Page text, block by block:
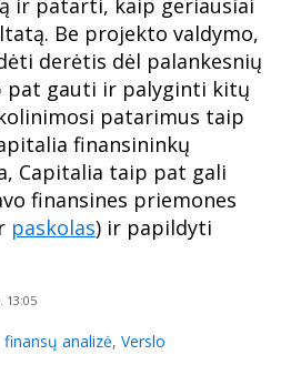
Be projekto valdymo,
derėtis dėl palankesnių
pat gauti ir palyginti kitų
patarimus taip
finansininkų
Capitalia taip pat gali
finansines priemones
paskolas) ir papildyti
13:05
finansų analizė, Verslo